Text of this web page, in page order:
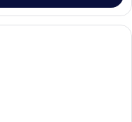
Hotelzimmer mit